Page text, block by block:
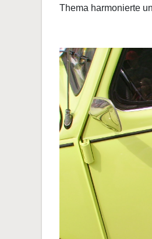
Thema harmonierte